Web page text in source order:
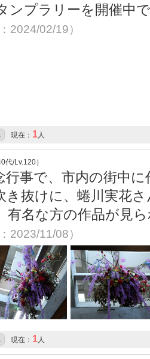
ンプラリーを開催中
2024/02/19）
現在： 1人
代/Lv.120）
行事で、市内の街中
き抜けに、蜷川実花
有名な方の作品が見
2023/11/08）
現在： 1人